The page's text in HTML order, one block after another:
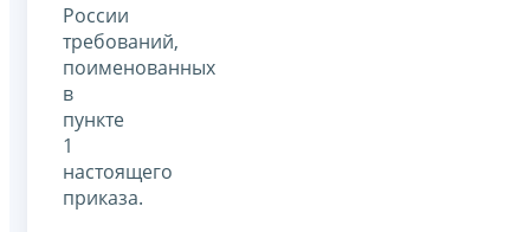
России
требований,
поименованных
в
пункте
1
настоящего
приказа.